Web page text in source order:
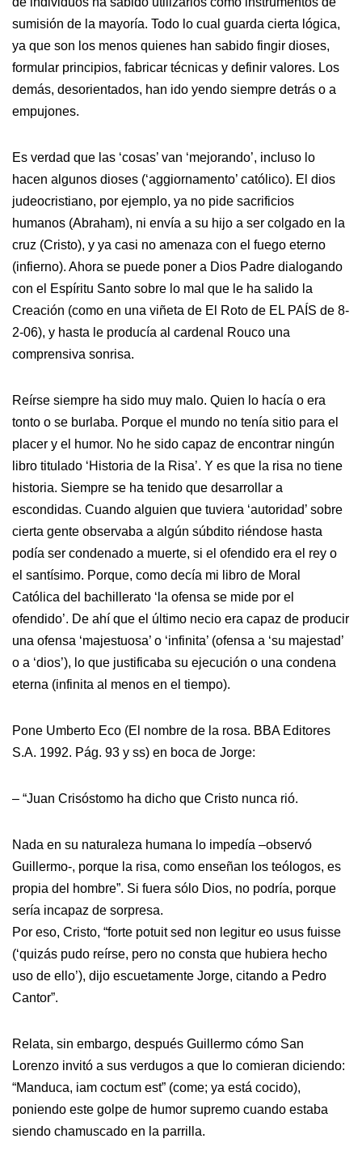
sumisión de la mayoría. Todo lo cual guarda cierta lógica,
ya que son los menos quienes han sabido fingir dioses,
formular principios, fabricar técnicas y definir valores. Los
demás, desorientados, han ido yendo siempre detrás o a
empujones.
Es verdad que las ‘cosas’ van ‘mejorando’, incluso lo
hacen algunos dioses (‘aggiornamento’ católico). El dios
judeocristiano, por ejemplo, ya no pide sacrificios
humanos (Abraham), ni envía a su hijo a ser colgado en la
cruz (Cristo), y ya casi no amenaza con el fuego eterno
(infierno). Ahora se puede poner a Dios Padre dialogando
con el Espíritu Santo sobre lo mal que le ha salido la
Creación (como en una viñeta de El Roto de EL PAÍS de 8-
2-06), y hasta le producía al cardenal Rouco una
comprensiva sonrisa.
Reírse siempre ha sido muy malo. Quien lo hacía o era
tonto o se burlaba. Porque el mundo no tenía sitio para el
placer y el humor. No he sido capaz de encontrar ningún
libro titulado ‘Historia de la Risa’. Y es que la risa no tiene
historia. Siempre se ha tenido que desarrollar a
escondidas. Cuando alguien que tuviera ‘autoridad’ sobre
cierta gente observaba a algún súbdito riéndose hasta
podía ser condenado a muerte, si el ofendido era el rey o
el santísimo. Porque, como decía mi libro de Moral
Católica del bachillerato ‘la ofensa se mide por el
ofendido’. De ahí que el último necio era capaz de producir
una ofensa ‘majestuosa’ o ‘infinita’ (ofensa a ‘su majestad’
o a ‘dios’), lo que justificaba su ejecución o una condena
eterna (infinita al menos en el tiempo).
Pone Umberto Eco (El nombre de la rosa. BBA Editores
S.A. 1992. Pág. 93 y ss) en boca de Jorge:
– “Juan Crisóstomo ha dicho que Cristo nunca rió.
Nada en su naturaleza humana lo impedía –observó
Guillermo-, porque la risa, como enseñan los teólogos, es
propia del hombre”. Si fuera sólo Dios, no podría, porque
sería incapaz de sorpresa.
Por eso, Cristo, “forte potuit sed non legitur eo usus fuisse
(‘quizás pudo reírse, pero no consta que hubiera hecho
uso de ello’), dijo escuetamente Jorge, citando a Pedro
Cantor”.
Relata, sin embargo, después Guillermo cómo San
Lorenzo invitó a sus verdugos a que lo comieran diciendo:
“Manduca, iam coctum est” (come; ya está cocido),
poniendo este golpe de humor supremo cuando estaba
siendo chamuscado en la parrilla.